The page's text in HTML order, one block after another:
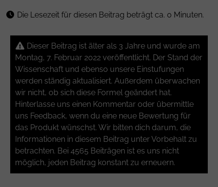
Die Lesezeit für diesen Beitrag beträgt ca. 0 Minuten.
Dieser Beitrag ist älter als 3 Jahre und wurde am
Montag, 7. Februar 2022 veröffentlicht. Der Stand der
Wissenschaft und ebenso unsere Einstufungen
werden ständig aktualisiert. Außerdem überwachen
wir nicht, ob sich diese Formel geändert hat.
Hinterlasse uns einen Kommentar oder übermittle
uns Feedback, wenn du eine neue Bewertung für
das Produkt wünschst. Wir bitten dich darum, die
Informationen in diesem Beitrag unter Vorbehalt zu
betrachten. Bei 4565 Beiträgen ist es uns nicht
möglich, jeden Beitrag konstant zu erneuern.